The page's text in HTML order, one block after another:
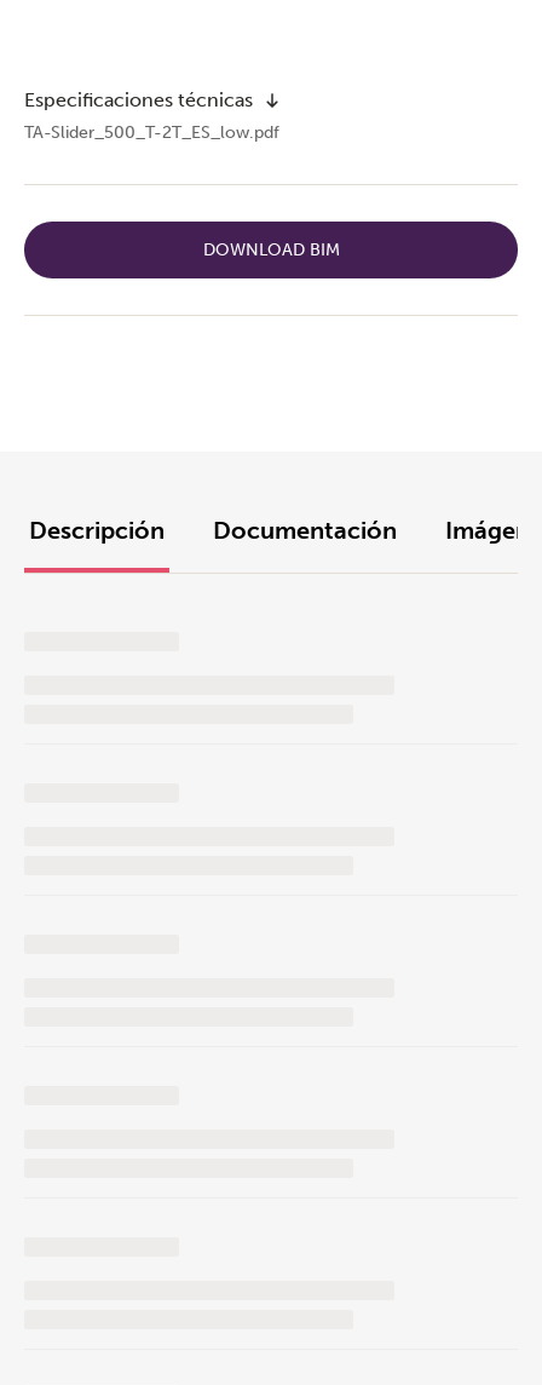
Especificaciones técnicas
TA-Slider_500_T-2T_ES_low.pdf
DOWNLOAD BIM
Descripción Documentación